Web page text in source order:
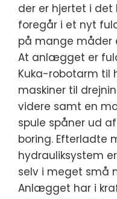
der er hjertet i det
foregår i et nyt
på mange måder
At anlægget er
Kuka-robotarm til
maskiner til
videre samt en
spule spåner ud
boring. Efterladte
hydrauliksystem
selv i meget små
Anlægget har i